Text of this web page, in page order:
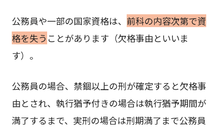
公務員や一部の国家資格は、 前科の内容次第で資
格を失う ことがあります（欠格事由といいま
す）。
公務員の場合、禁錮以上の刑が確定すると欠格事
由とされ、執行猶予付きの場合は執行猶予期間が
満了するまで、実刑の場合は刑期満了まで公務員